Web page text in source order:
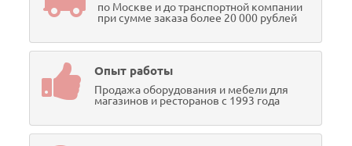
по Москве и до транспортной компании
при сумме заказа более 20 000 рублей
Опыт работы
Продажа оборудования и мебели для
магазинов и ресторанов с 1993 года